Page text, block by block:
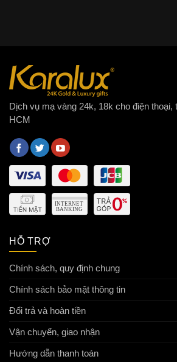
Dịch vụ mạ vàng 24k, 18k cho điện thoại,
HCM
HỖ TRỢ
Chính sách, quy định chung
Chính sách bảo mật thông tin
Đổi trả và hoàn tiền
Vận chuyển, giao nhận
Hướng dẫn thanh toán